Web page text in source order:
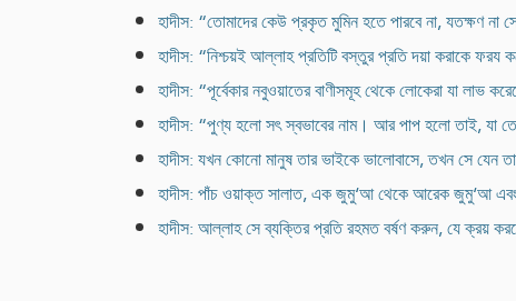
হাদীস: “তোমাদের কেউ প্রকৃত মুমিন হতে পারবে না, যতক্ষণ না
হাদীস: “নিশ্চয়ই আল্লাহ প্রতিটি বস্তুর প্রতি দয়া করাকে ফরয
হাদীস: “পূর্বেকার নবুওয়াতের বাণীসমূহ থেকে লোকেরা যা লাভ
হাদীস: “পুণ্য হলো সৎ স্বভাবের নাম। আর পাপ হলো তাই, যা
হাদীস: যখন কোনো মানুষ তার ভাইকে ভালোবাসে, তখন সে যেন
হাদীস: পাঁচ ওয়াক্ত সালাত, এক জুমু‘আ থেকে আরেক জুমু‘আ এবং
হাদীস: আল্লাহ সে ব্যক্তির প্রতি রহমত বর্ষণ করুন, যে ক্রয়